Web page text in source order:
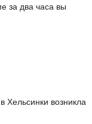
за два часа вы
Хельсинки возникла